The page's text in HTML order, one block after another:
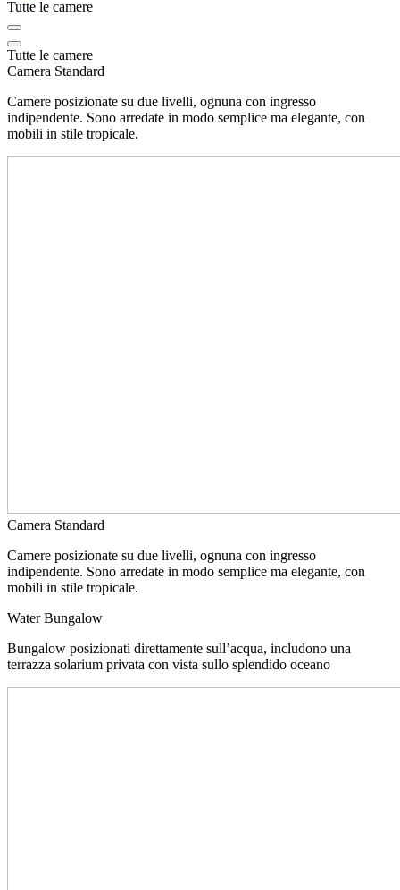
Tutte le camere
Tutte le camere
Camera Standard
Camere posizionate su due livelli, ognuna con ingresso
indipendente. Sono arredate in modo semplice ma elegante, con
mobili in stile tropicale.
Camera Standard
Camere posizionate su due livelli, ognuna con ingresso
indipendente. Sono arredate in modo semplice ma elegante, con
mobili in stile tropicale.
Water Bungalow
Bungalow posizionati direttamente sull’acqua, includono una
terrazza solarium privata con vista sullo splendido oceano